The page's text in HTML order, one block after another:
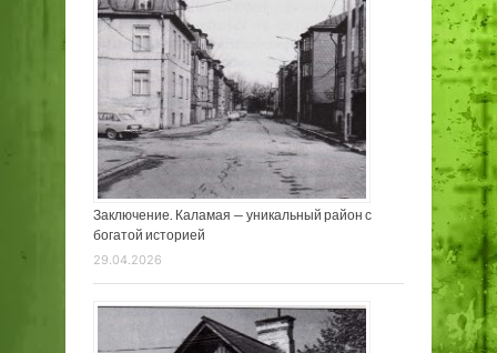
Заключение. Каламая — уникальный район с
богатой историей
29.04.2026